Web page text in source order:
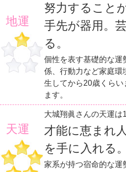
地運
努力すること
手先が器用。
る。
個性を表す基礎的な運
係、行動力など家庭環
生してから20歳くら
ます。
天運
大城翔眞さんの天運は
才能に恵まれ
を手に入れる
家系が持つ宿命的な運